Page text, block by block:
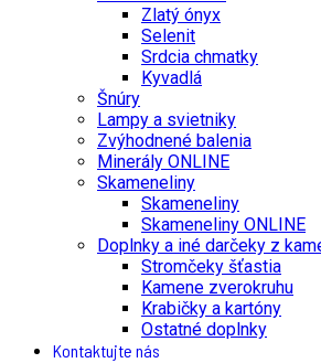
Zlatý ónyx
Selenit
Srdcia chmatky
Kyvadlá
Šnúry
Lampy a svietniky
Zvýhodnené balenia
Minerály ONLINE
Skameneliny
Skameneliny
Skameneliny ONLINE
Doplnky a iné darčeky z
Stromčeky šťastia
Kamene zverokruhu
Krabičky a kartóny
Ostatné doplnky
Kontaktujte nás